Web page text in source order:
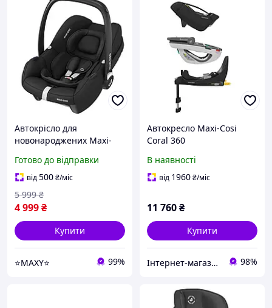
Автокрісло для
новонароджених Maxi-
група 0+ (0-12 кг)
Готово до відправки
від500₴/міс
4 999₴
5 999 ₴
Купити
⭐MAXY⭐ 99%
Автокресло Maxi-Cosi
Coral 360
В наявності
від 1960₴/міс
11 760₴
Купити
Інтернет-магазин дитячих товарів "Papa-mama" 98%